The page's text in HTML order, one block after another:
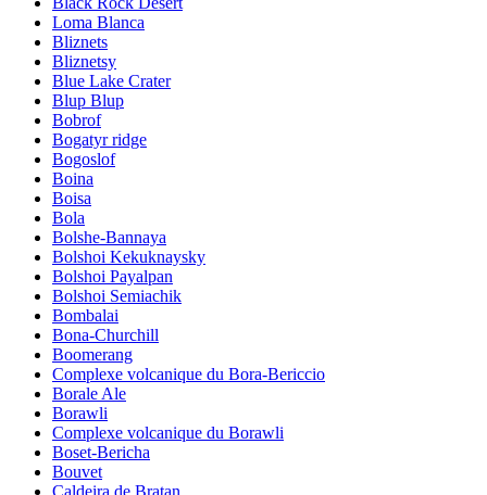
Loma Blanca
Bliznets
Bliznetsy
Blue Lake Crater
Blup Blup
Bobrof
Bogatyr ridge
Bogoslof
Boina
Boisa
Bola
Bolshe-Bannaya
Bolshoi Kekuknaysky
Bolshoi Payalpan
Bolshoi Semiachik
Bombalai
Bona-Churchill
Boomerang
Complexe volcanique du Bora-Bericcio
Borale Ale
Borawli
Complexe volcanique du Borawli
Boset-Bericha
Bouvet
Caldeira de Bratan